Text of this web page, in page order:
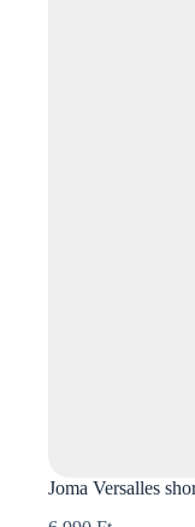
Joma Versalles